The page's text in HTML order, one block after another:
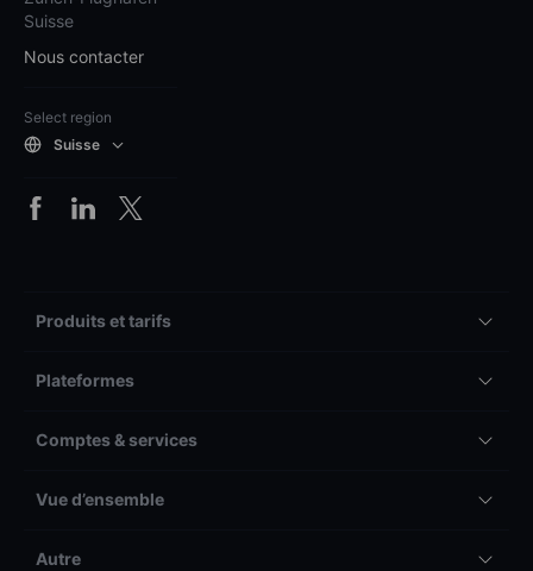
Suisse
Nous contacter
Select region
Suisse
Produits et tarifs
Plateformes
Comptes & services
Vue d’ensemble
Autre